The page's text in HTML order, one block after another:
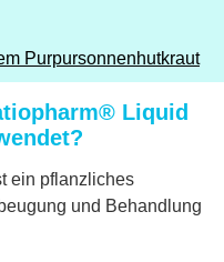
Purpursonnenhutkraut
Liquid
ein pflanzliches
und Behandlung